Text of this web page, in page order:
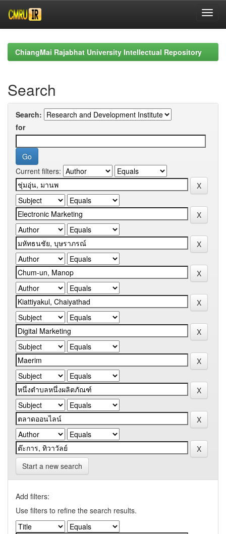
navigationChiangMai Rajabhat University Intellectual Repository
Search
Search:
for
Current filters:
Start a new search
Add filters:
Use filters to refine the search results.